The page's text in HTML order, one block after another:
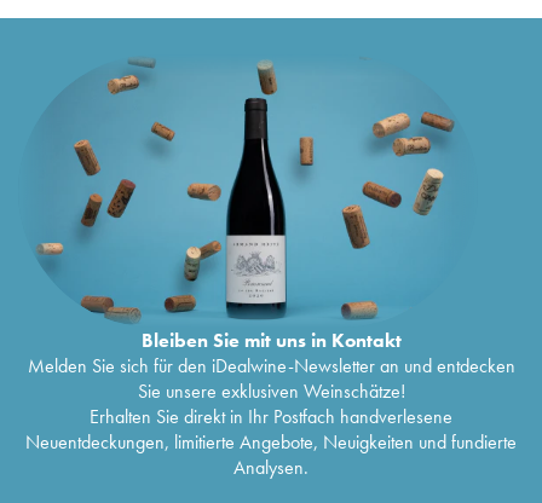
Bleiben Sie mit uns in Kontakt
Melden Sie sich für den iDealwine-Newsletter an und entdecken
Sie unsere exklusiven Weinschätze!
Erhalten Sie direkt in Ihr Postfach handverlesene
Neuentdeckungen, limitierte Angebote, Neuigkeiten und fundierte
Analysen.